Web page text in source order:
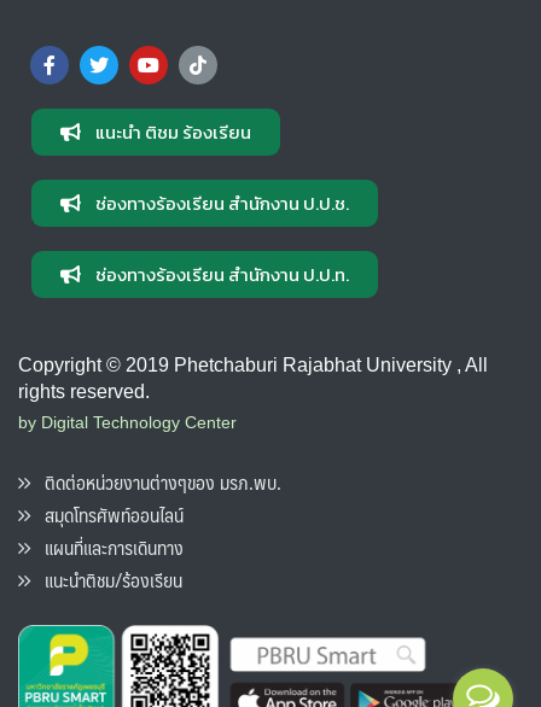
แนะนำ ติชม ร้องเรียน
ช่องทางร้องเรียน สำนักงาน ป.ป.ช.
ช่องทางร้องเรียน สำนักงาน ป.ป.ท.
Copyright © 2019 Phetchaburi Rajabhat University , All
rights reserved.
by Digital Technology Center
ติดต่อหน่วยงานต่างๆของ มรภ.พบ.
สมุดโทรศัพท์ออนไลน์
แผนที่และการเดินทาง
แนะนำติชม/ร้องเรียน